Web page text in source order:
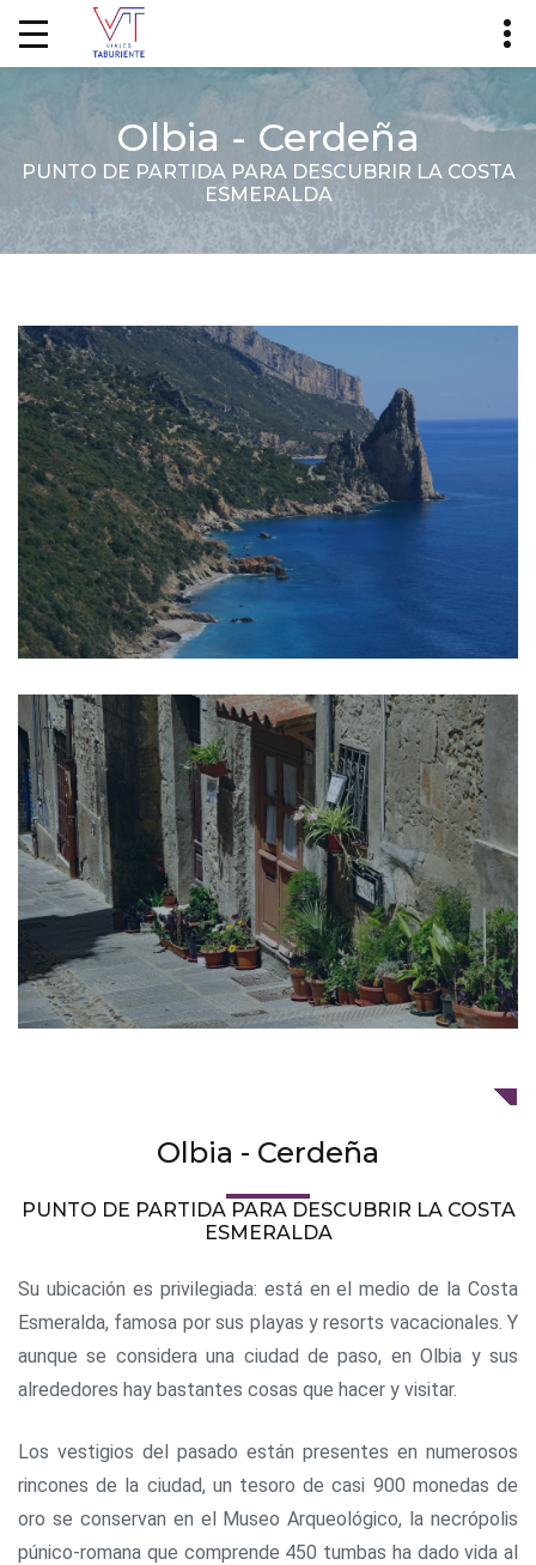
Olbia - Cerdeña
PUNTO DE PARTIDA PARA DESCUBRIR LA COSTA
ESMERALDA
Olbia - Cerdeña
PUNTO DE PARTIDA PARA DESCUBRIR LA COSTA
ESMERALDA
Su ubicación es privilegiada: está en el medio de la Costa
Esmeralda, famosa por sus playas y resorts vacacionales. Y
aunque se considera una ciudad de paso, en Olbia y sus
alrededores hay bastantes cosas que hacer y visitar.
Los vestigios del pasado están presentes en numerosos
rincones de la ciudad, un tesoro de casi 900 monedas de
oro se conservan en el Museo Arqueológico, la necrópolis
púnico-romana que comprende 450 tumbas ha dado vida al